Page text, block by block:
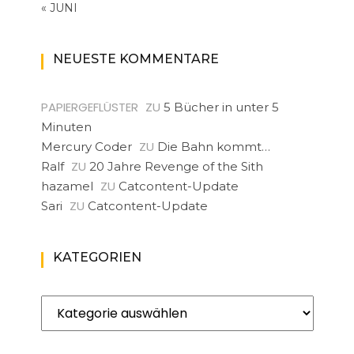
« JUNI
NEUESTE KOMMENTARE
PAPIERGEFLÜSTER ZU 5 Bücher in unter 5
Minuten
Mercury Coder ZU Die Bahn kommt…
Ralf ZU 20 Jahre Revenge of the Sith
hazamel ZU Catcontent-Update
Sari ZU Catcontent-Update
KATEGORIEN
Kategorien